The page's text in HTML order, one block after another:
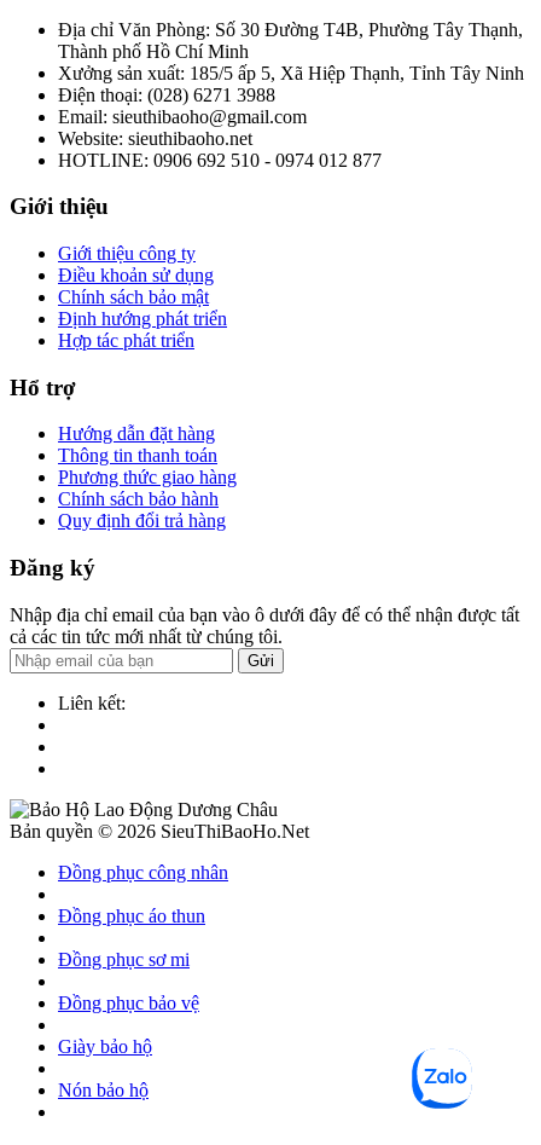
Địa chỉ Văn Phòng: Số 30 Đường T4B, Phường Tây Thạnh,
Thành phố Hồ Chí Minh
Xưởng sản xuất: 185/5 ấp 5, Xã Hiệp Thạnh, Tỉnh Tây Ninh
Điện thoại: (028) 6271 3988
Email: sieuthibaoho@gmail.com
Website: sieuthibaoho.net
HOTLINE: 0906 692 510 - 0974 012 877
Giới thiệu
Giới thiệu công ty
Điều khoản sử dụng
Chính sách bảo mật
Định hướng phát triển
Hợp tác phát triển
Hổ trợ
Hướng dẫn đặt hàng
Thông tin thanh toán
Phương thức giao hàng
Chính sách bảo hành
Quy định đổi trả hàng
Đăng ký
Nhập địa chỉ email của bạn vào ô dưới đây để có thể nhận được tất
cả các tin tức mới nhất từ chúng tôi.
Gửi
Liên kết:
Bản quyền © 2026 SieuThiBaoHo.Net
Đồng phục công nhân
Đồng phục áo thun
Đồng phục sơ mi
Đồng phục bảo vệ
Giày bảo hộ
Nón bảo hộ